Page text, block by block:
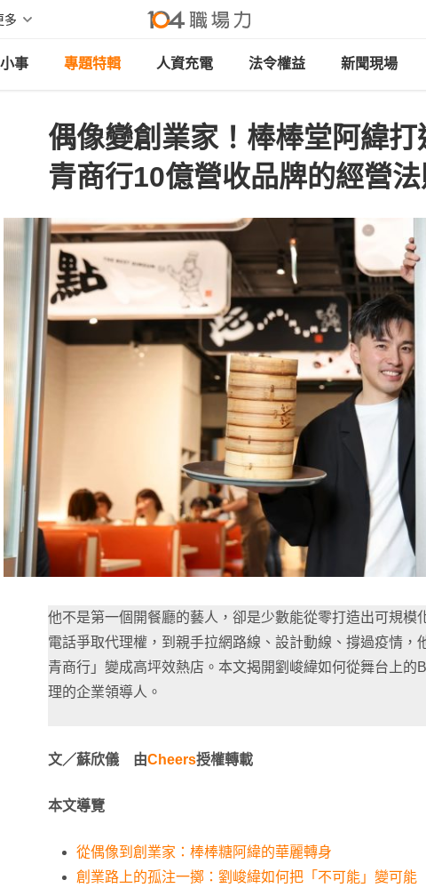
多
事 專題特輯 人資充電 法令權益 新聞現場
偶像變創業家！棒棒堂阿緯
青商行10億營收品牌的經營法
他不是第一個開餐廳的藝人，卻是少數能從零打造出可規模
電話爭取代理權，到親手拉網路線、設計動線、撐過疫情，
青商行」變成高坪效熱店。本文揭開劉峻緯如何從舞台上的
理的企業領導人。
文／蘇欣儀 由Cheers授權轉載
本文導覽
從偶像到創業家：棒棒糖阿緯的華麗轉身
創業路上的孤注一擲：劉峻緯如何把「不可能」變可能